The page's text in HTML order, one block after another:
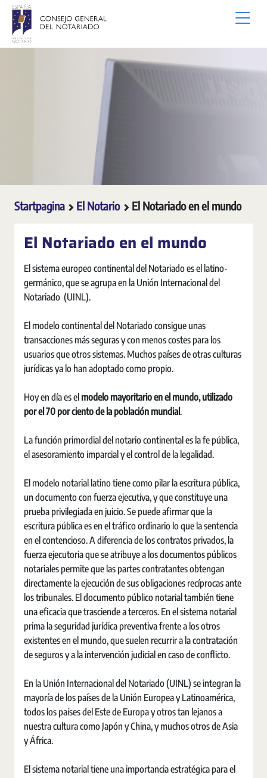
Overslaan en naar hoofdinhoud gaan
Startpagina El Notario El Notariado en el mundo
El Notariado en el mundo
El sistema europeo continental del Notariado es el latino-
germánico, que se agrupa en la Unión Internacional del
Notariado (UINL).
El modelo continental del Notariado consigue unas
transacciones más seguras y con menos costes para los
usuarios que otros sistemas. Muchos países de otras culturas
jurídicas ya lo han adoptado como propio.
Hoy en día es el modelo mayoritario en el mundo, utilizado
por el 70 por ciento de la población mundial.
La función primordial del notario continental es la fe pública,
el asesoramiento imparcial y el control de la legalidad.
El modelo notarial latino tiene como pilar la escritura pública,
un documento con fuerza ejecutiva, y que constituye una
prueba privilegiada en juicio. Se puede afirmar que la
escritura pública es en el tráfico ordinario lo que la sentencia
en el contencioso. A diferencia de los contratos privados, la
fuerza ejecutoria que se atribuye a los documentos públicos
notariales permite que las partes contratantes obtengan
directamente la ejecución de sus obligaciones recíprocas ante
los tribunales. El documento público notarial también tiene
una eficacia que trasciende a terceros. En el sistema notarial
prima la seguridad jurídica preventiva frente a los otros
existentes en el mundo, que suelen recurrir a la contratación
de seguros y a la intervención judicial en caso de conflicto.
En la Unión Internacional del Notariado (UINL) se integran la
mayoría de los países de la Unión Europea y Latinoamérica,
todos los países del Este de Europa y otros tan lejanos a
nuestra cultura como Japón y China, y muchos otros de Asia
y África.
El sistema notarial tiene una importancia estratégica para el